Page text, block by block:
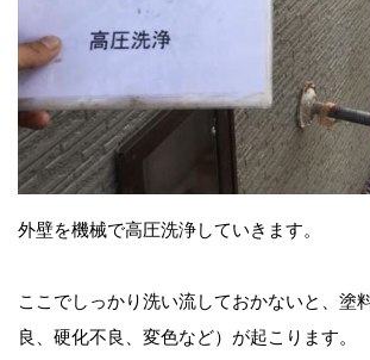
外壁を機械で高圧洗浄していきます。
ここでしっかり洗い流しておかないと、塗
良、硬化不良、変色など）が起こります。